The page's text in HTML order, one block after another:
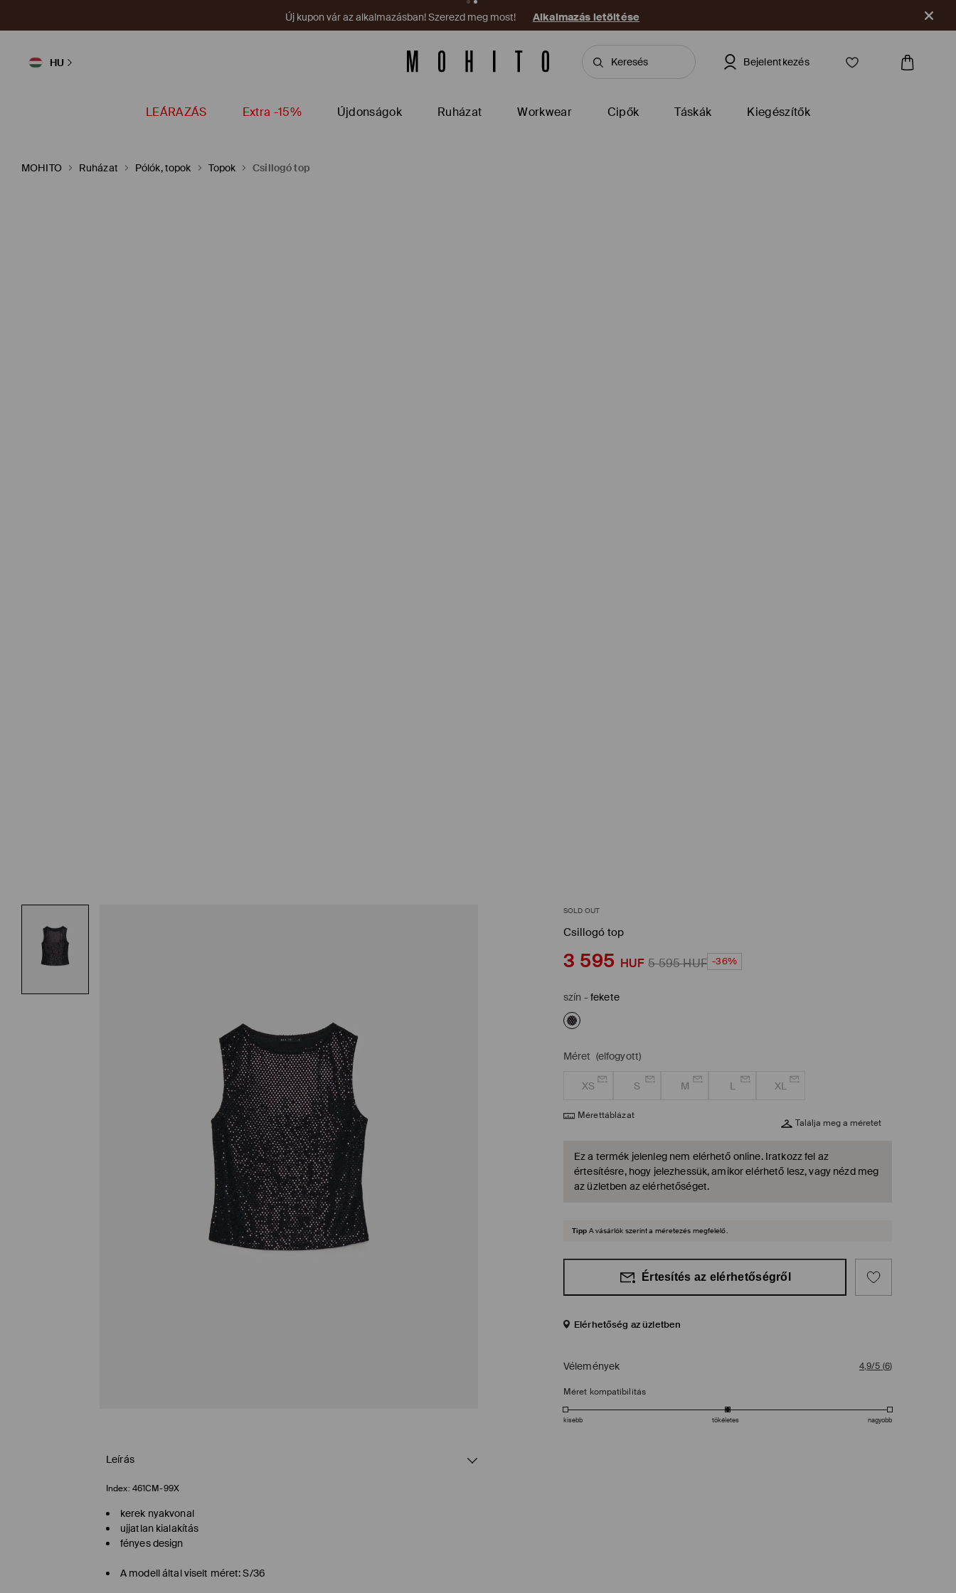
Új kupon vár az alkalmazásban! Szerezd meg most! Alkalmazás letöltése
HU Bejelentkezés
LEÁRAZÁS Extra -15% Újdonságok Ruházat Workwear Cipők Táskák Kiegészítők
MOHITO Ruházat Pólók, topok Topok Csillogó top
SOLD OUT
Csillogó top
3 595 HUF 5 595HUF -36%
szín - fekete
Méret (elfogyott)
XS S M L XL
Mérettáblázat
Találja meg a méretet
Ez a termék jelenleg nem elérhető online. Iratkozz fel az
értesítésre, hogy jelezhessük, amikor elérhető lesz, vagy nézd meg
az üzletben az elérhetőséget.
Tipp A vásárlók szerint a méretezés megfelelő.
Értesítés az elérhetőségről
Elérhetőség az üzletben
Vélemények 4,9/5 (6)
Méret kompatibilitás
kisebb tökéletes nagyobb
Leírás
Index: 461CM-99X
kerek nyakvonal
ujjatlan kialakítás
fényes design
A modell által viselt méret: S/36